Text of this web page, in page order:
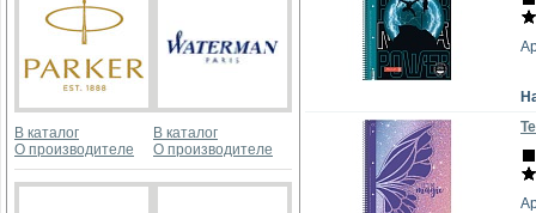
В каталог
О производителе
В каталог
О производителе